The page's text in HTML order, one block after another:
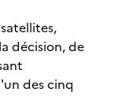
décision, de
des cinq